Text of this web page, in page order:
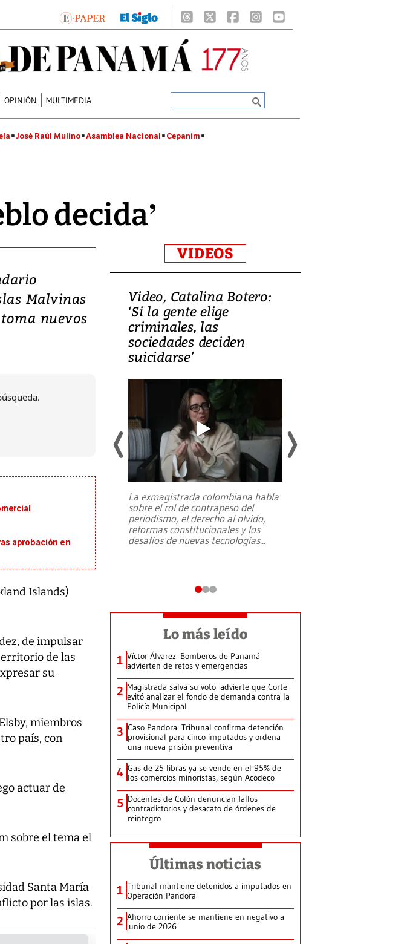
OPINIÓN MULTIMEDIA
José Raúl Mulino Asamblea Nacional Cepanim
decida’
Malvinas
nuevos
aprobación en
Islands)
de impulsar
de las
su
miembros
país, con
actuar de
sobre el tema el
Santa María
por las islas.
VIDEOS
Terremoto
y graves
martes 28 de
gran...
Video, Catalina Botero:
‘Si la gente elige
criminales, las
sociedades deciden
suicidarse’
La exmagistrada colombiana habla
sobre el rol de contrapeso del
periodismo, el derecho al olvido,
reformas constitucionales y los
desafíos de nuevas tecnologías...
Lo más leído
1 Víctor Álvarez: Bomberos de Panamá
advierten de retos y emergencias
2 Magistrada salva su voto: advierte que Corte
evitó analizar el fondo de demanda contra la
Policía Municipal
3 Caso Pandora: Tribunal confirma detención
provisional para cinco imputados y ordena
una nueva prisión preventiva
4 Gas de 25 libras ya se vende en el 95% de
los comercios minoristas, según Acodeco
5 Docentes de Colón denuncian fallos
contradictorios y desacato de órdenes de
reintegro
Últimas noticias
1 Tribunal mantiene detenidos a imputados en
Operación Pandora
2 Ahorro corriente se mantiene en negativo a
junio de 2026